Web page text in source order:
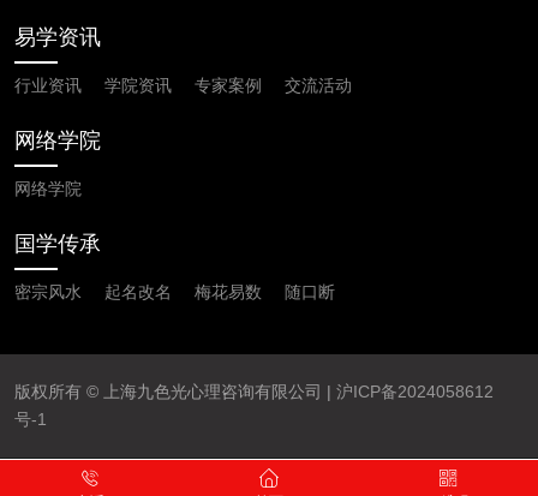
易学资讯
行业资讯 学院资讯 专家案例 交流活动
网络学院
网络学院
国学传承
密宗风水 起名改名 梅花易数 随口断
版权所有 © 上海九色光心理咨询有限公司 | 沪ICP备2024058612
号-1